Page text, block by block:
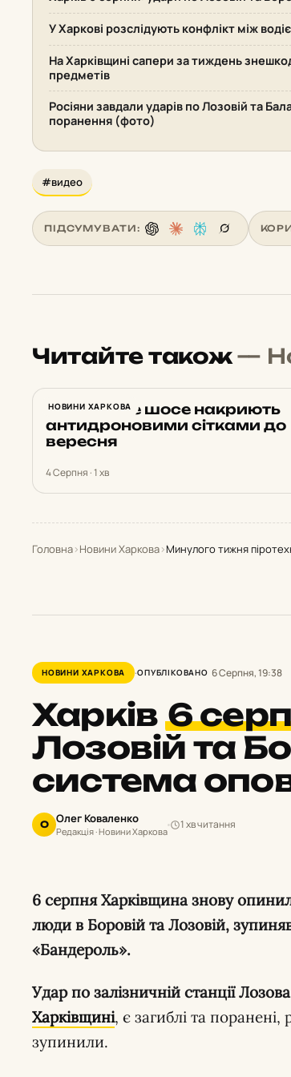
У Харкові розслідують конфлікт між
На Харківщині сапери за тиждень
предметів
Росіяни завдали ударів по Лозовій та
поранення (фото)
#видео
ПІДСУМУВАТИ:
Читайте також—
НОВИНИ ХАРКОВА
Харківське шосе накриють
антидроновими сітками до
вересня
4 Серпня · 1 хв
Головна›Новини Харкова›Минулого тижня
НОВИНИ ХАРКОВА ОПУБЛІКОВАНО 6 Серпня, 19:38
Харків 6
Лозовій та
система
О Олег Коваленко
Редакція · Новини Харкова
1 хв читання
6 серпня Харківщина знову опинилася під ворожими ударами: загинули
люди в Боровій та Лозовій,
«Бандероль».
Удар по залізничній станції
Харківщині, є загиблі та
зупинили.